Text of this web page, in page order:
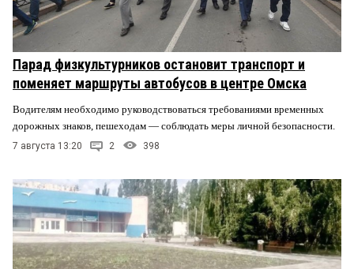
Парад физкультурников остановит транспорт и
поменяет маршруты автобусов в центре Омска
Водителям необходимо руководствоваться требованиями временных
дорожных знаков, пешеходам — соблюдать меры личной безопасности.
7 августа 13:20 2 398